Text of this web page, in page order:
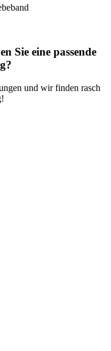
Sie eine passende
und wir finden rasch